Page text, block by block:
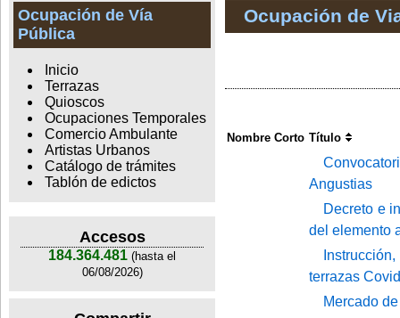
Ocupación de Vía
Pública
Inicio
Terrazas
Quioscos
Ocupaciones Temporales
Comercio Ambulante
Artistas Urbanos
Catálogo de trámites
Tablón de edictos
Accesos
184.364.481 (hasta el
06/08/2026)
Ocupación de
Nombre Corto Título
Angustias
Decreto e
del elemento
terrazas
Mercado